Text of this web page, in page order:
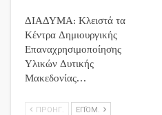
ΔΙΑΔΥΜΑ: Κλειστά τα
Κέντρα Δημιουργικής
Επαναχρησιμοποίησης
Υλικών Δυτικής
Μακεδονίας…
ΠΡΟΗΓ. ΕΠΌΜ.